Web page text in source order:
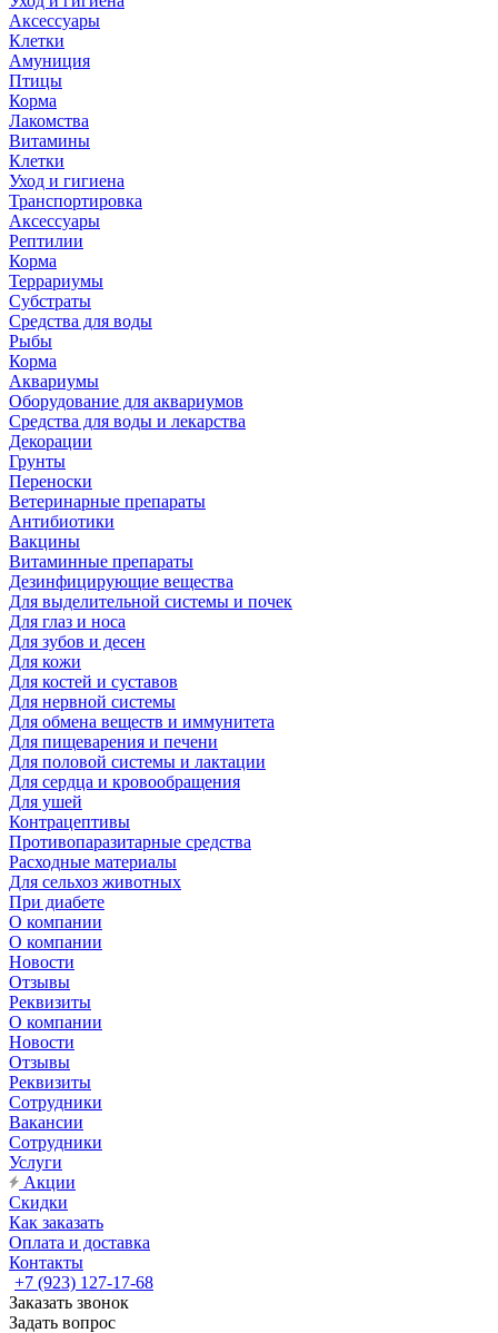
Аксессуары
Клетки
Амуниция
Птицы
Корма
Лакомства
Витамины
Клетки
Уход и гигиена
Транспортировка
Аксессуары
Рептилии
Корма
Террариумы
Субстраты
Средства для воды
Рыбы
Корма
Аквариумы
Оборудование для аквариумов
Средства для воды и лекарства
Декорации
Грунты
Переноски
Ветеринарные препараты
Антибиотики
Вакцины
Витаминные препараты
Дезинфицирующие вещества
Для выделительной системы и почек
Для глаз и носа
Для зубов и десен
Для кожи
Для костей и суставов
Для нервной системы
Для обмена веществ и иммунитета
Для пищеварения и печени
Для половой системы и лактации
Для сердца и кровообращения
Для ушей
Контрацептивы
Противопаразитарные средства
Расходные материалы
Для сельхоз животных
При диабете
О компании
О компании
Новости
Отзывы
Реквизиты
О компании
Новости
Отзывы
Реквизиты
Сотрудники
Вакансии
Сотрудники
Услуги
Акции
Скидки
Как заказать
Оплата и доставка
Контакты
+7 (923) 127-17-68
Заказать звонок
Задать вопрос